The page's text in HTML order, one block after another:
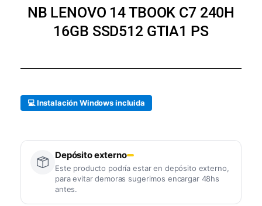
NB LENOVO 14 TBOOK C7 240H
16GB SSD512 GTIA1 PS
💻 Instalación Windows incluida
Depósito externo
Este producto podría estar en depósito externo,
para evitar demoras sugerimos encargar 48hs
antes.